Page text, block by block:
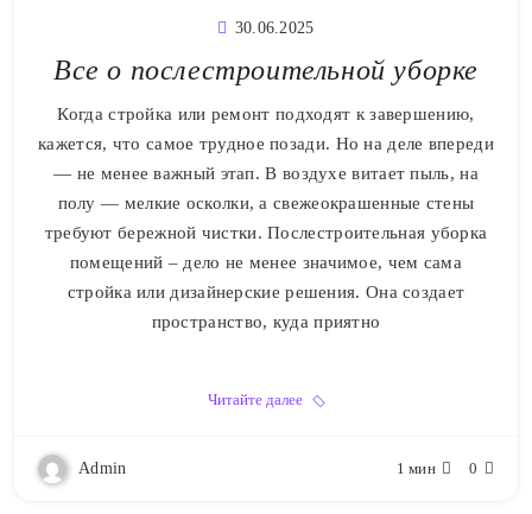
30.06.2025
Все о послестроительной уборке
Когда стройка или ремонт подходят к завершению,
кажется, что самое трудное позади. Но на деле впереди
— не менее важный этап. В воздухе витает пыль, на
полу — мелкие осколки, а свежеокрашенные стены
требуют бережной чистки. Послестроительная уборка
помещений – дело не менее значимое, чем сама
стройка или дизайнерские решения. Она создает
пространство, куда приятно
Читайте далее
Admin 1 мин 0